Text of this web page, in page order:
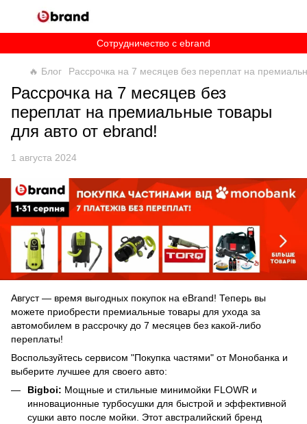
Сотрудничество c ebrand
🔥 Блог Рассрочка на 7 месяцев без переплат на
Рассрочка на 7 месяцев без
переплат на премиальные товары
для авто от ebrand!
1 августа 2024
Август — время выгодных покупок на eBrand! Теперь вы
можете приобрести премиальные товары для ухода за
автомобилем в рассрочку до 7 месяцев без какой-либо
переплаты!
Воспользуйтесь сервисом "Покупка частями" от Монобанка и
выберите лучшее для своего авто:
Bigboi: Мощные и стильные минимойки FLOWR и
инновационные турбосушки для быстрой и эффективной
сушки авто после мойки. Этот австралийский бренд